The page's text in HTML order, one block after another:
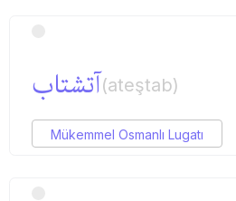
آتشتاب(ateştab)
Mükemmel Osmanlı Lugatı